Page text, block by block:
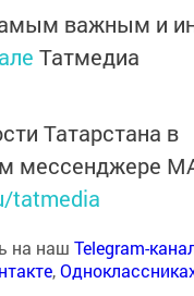
важным и
Татмедиа
Татарстана в
мессенджере
tatmedia
на наш Telegram-
,